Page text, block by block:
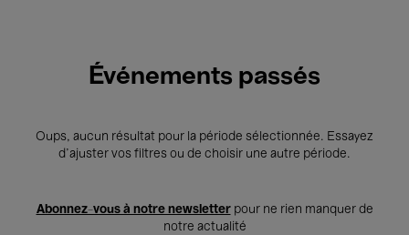
Événements passés
Oups, aucun résultat pour la période sélectionnée. Essayez
d’ajuster vos filtres ou de choisir une autre période.
Abonnez-vous à notre newsletterpour ne rien manquer de
notre actualité